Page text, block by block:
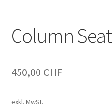
Column Seat
450,00 CHF
exkl. MwSt.